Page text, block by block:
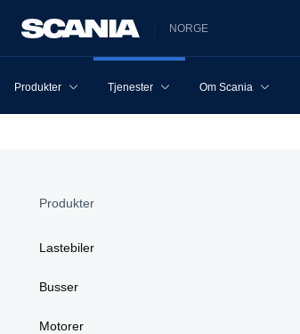
NORGE
Produkter Tjenester Om Scania
Produkter
Lastebiler
Busser
Motorer